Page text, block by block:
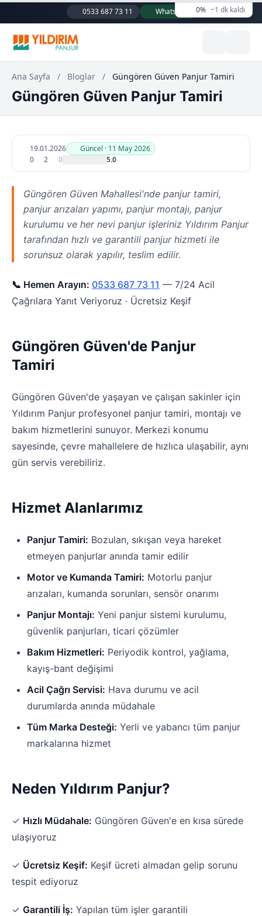
0533 687 73 11 WhatsApp 0% ~1 dk kaldı
Ana Sayfa / Bloglar / Güngören Güven Panjur Tamiri
Güngören Güven Panjur Tamiri
19.01.2026
Güncel · 11 May 2026
0
2 0 5.0
Güngören Güven Mahallesi'nde panjur tamiri,
panjur arızaları yapımı, panjur montajı, panjur
kurulumu ve her nevi panjur işleriniz Yıldırım Panjur
tarafından hızlı ve garantili panjur hizmeti ile
sorunsuz olarak yapılır, teslim edilir.
📞 Hemen Arayın: 0533 687 73 11 — 7/24 Acil
Çağrılara Yanıt Veriyoruz · Ücretsiz Keşif
Güngören Güven'de Panjur
Tamiri
Güngören Güven'de yaşayan ve çalışan sakinler için
Yıldırım Panjur profesyonel panjur tamiri, montajı ve
bakım hizmetlerini sunuyor. Merkezi konumu
sayesinde, çevre mahallelere de hızlıca ulaşabilir, aynı
gün servis verebiliriz.
Hizmet Alanlarımız
Panjur Tamiri: Bozulan, sıkışan veya hareket
etmeyen panjurlar anında tamir edilir
Motor ve Kumanda Tamiri: Motorlu panjur
arızaları, kumanda sorunları, sensör onarımı
Panjur Montajı: Yeni panjur sistemi kurulumu,
güvenlik panjurları, ticari çözümler
Bakım Hizmetleri: Periyodik kontrol, yağlama,
kayış-bant değişimi
Acil Çağrı Servisi: Hava durumu ve acil
durumlarda anında müdahale
Tüm Marka Desteği: Yerli ve yabancı tüm panjur
markalarına hizmet
Neden Yıldırım Panjur?
✓ Hızlı Müdahale: Güngören Güven'e en kısa sürede
ulaşıyoruz
✓ Ücretsiz Keşif: Keşif ücreti almadan gelip sorunu
tespit ediyoruz
✓ Garantili İş: Yapılan tüm işler garantili